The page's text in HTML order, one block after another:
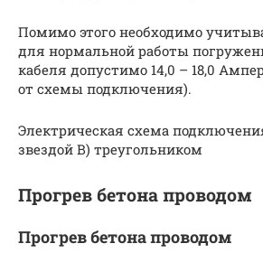
Помимо этого необходимо
для нормальной работы
кабеля допустимо 14,0 – 18,0
от схемы подключения).
Электрическая схема
звездой В) треугольником
Прогрев бетона проводом
Прогрев бетона проводом